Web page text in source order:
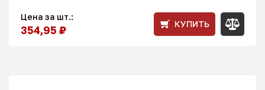
Цена за шт.:
354,95 ₽ КУПИТЬ